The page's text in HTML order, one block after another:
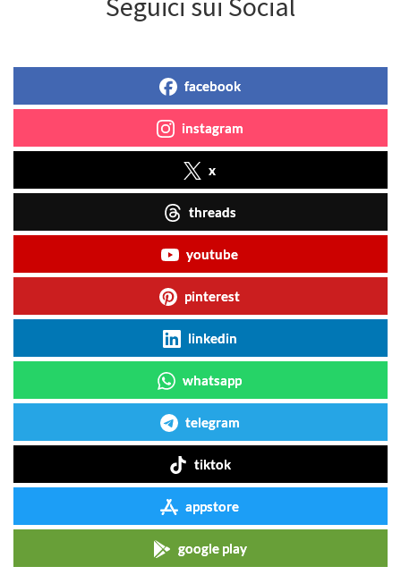
facebook
instagram
x
threads
youtube
pinterest
linkedin
whatsapp
telegram
tiktok
appstore
google play